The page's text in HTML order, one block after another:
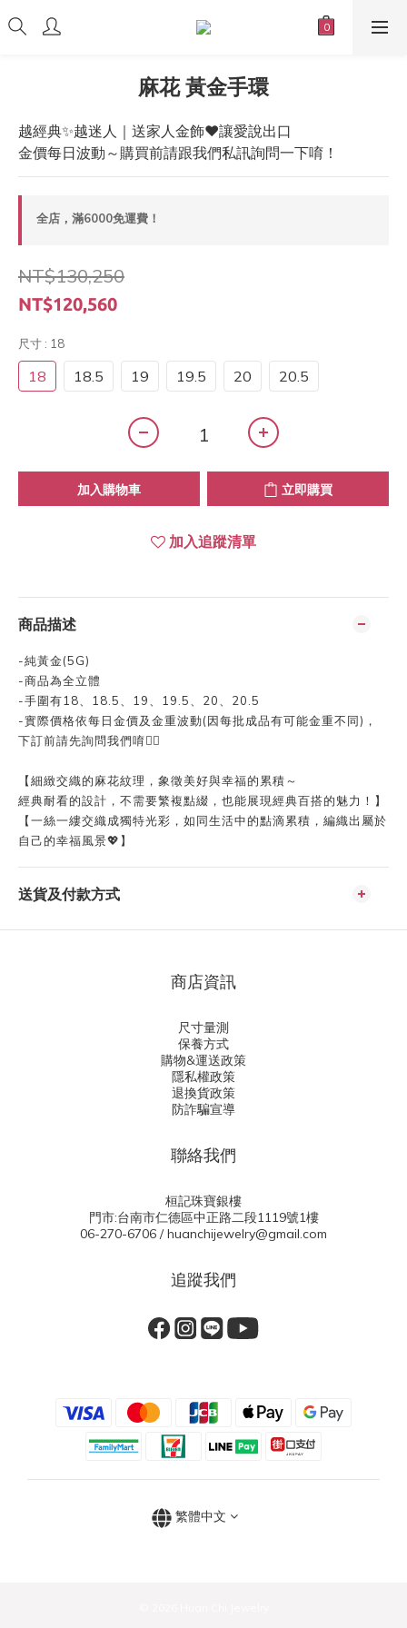
麻花 黃金手環
越經典✨越迷人｜送家人金飾❤️讓愛說出口
金價每日波動～購買前請跟我們私訊詢問一下唷！
全店，滿6000免運費！
NT$130,250
NT$120,560
尺寸 : 18
18 18.5 19 19.5 20 20.5
加入購物車 立即購買
加入追蹤清單
商品描述
-純黃金(5G)
-商品為全立體
-手圍有18、18.5、19、19.5、20、20.5
-實際價格依每日金價及金重波動(因每批成品有可能金重不同) ，
下訂前請先詢問我們唷👍🏻
【細緻交織的麻花紋理，象徵美好與幸福的累積～
經典耐看的設計，不需要繁複點綴，也能展現經典百搭的魅力！】
【一絲一縷交織成獨特光彩，如同生活中的點滴累積，編織出屬於
自己的幸福風景💖】
送貨及付款方式
商店資訊
尺寸量測
保養方式
購物&運送政策
隱私權政策
退換貨政策
防詐騙宣導
聯絡我們
桓記珠寶銀樓
門市:台南市仁德區中正路二段1119號1樓
06-270-6706 / huanchijewelry@gmail.com
追蹤我們
繁體中文